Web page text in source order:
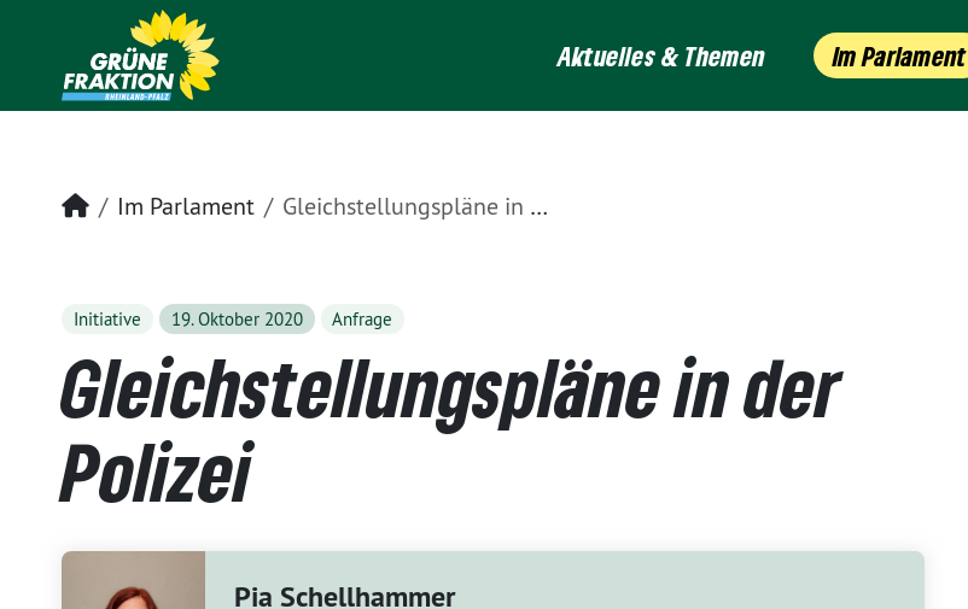
Aktuelles & Themen Im Parlament
Startseite
Im Parlament Gleichstellungspläne in der Polizei
Initiative 19. Oktober 2020 Anfrage
Gleichstellungspläne in der
Polizei
Pia Schellhammer